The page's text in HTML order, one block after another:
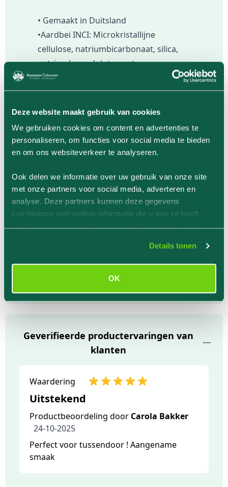
Deze website maakt gebruik van cookies
We gebruiken cookies om content en advertenties te
personaliseren, om functies voor social media te bieden
en om ons websiteverkeer te analyseren.
Ook delen we informatie over uw gebruik van onze site
met onze partners voor social media, adverteren en
analyse. Deze partners kunnen deze gegevens
combineren met andere informatie die u aan ze heeft
Details tonen
OK
• Gemaakt in Duitsland
•Aardbei INCI: Microkristallijne
cellulose, natriumbicarbonaat, silica,
natriumlauroylglutamaat,
magnesiumstearaat, aroma*,
xanthaangom, stevioside, citroenzuur,
maltodextrine. / *Natuurlijke
aardbeiensmaak
• Producttaal: Engels • Gewicht: 27 g
2 x 0.8 in)
Geverifieerde productervaringen van
klanten
Waardering
Uitstekend
Productbeoordeling door Carola Bakker
24-10-2025
Perfect voor tussendoor ! Aangename
smaak